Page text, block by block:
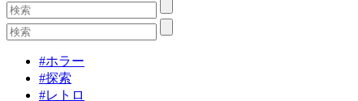
#ホラー
#探索
#レトロ